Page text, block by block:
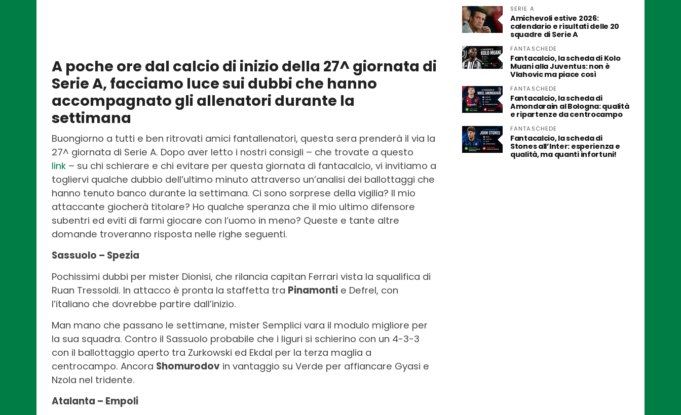
A poche ore dal calcio di inizio della 27^ giornata di
Serie A, facciamo luce sui dubbi che hanno
accompagnato gli allenatori durante la
settimana
Buongiorno a tutti e ben ritrovati amici fantallenatori, questa sera prenderà il via la
27^ giornata di Serie A. Dopo aver letto i nostri consigli – che trovate a questo
link – su chi schierare e chi evitare per questa giornata di fantacalcio, vi invitiamo a
togliervi qualche dubbio dell’ultimo minuto attraverso un’analisi dei ballottaggi che
hanno tenuto banco durante la settimana. Ci sono sorprese della vigilia? Il mio
attaccante giocherà titolare? Ho qualche speranza che il mio ultimo difensore
subentri ed eviti di farmi giocare con l’uomo in meno? Queste e tante altre
domande troveranno risposta nelle righe seguenti.
Sassuolo – Spezia
Pochissimi dubbi per mister Dionisi, che rilancia capitan Ferrari vista la squalifica di
Ruan Tressoldi. In attacco è pronta la staffetta tra Pinamonti e Defrel, con
l’italiano che dovrebbe partire dall’inizio.
Man mano che passano le settimane, mister Semplici vara il modulo migliore per
la sua squadra. Contro il Sassuolo probabile che i liguri si schierino con un 4-3-3
con il ballottaggio aperto tra Zurkowski ed Ekdal per la terza maglia a
centrocampo. Ancora Shomurodov in vantaggio su Verde per affiancare Gyasi e
Nzola nel tridente.
Atalanta – Empoli
SERIE A
Amichevoli estive 2026:
calendario e risultati delle 20
squadre di Serie A
FANTASCHEDE
Fantacalcio, la scheda di Kolo
Muani alla Juventus: non è
Vlahovic ma piace così
FANTASCHEDE
Fantacalcio, la scheda di
Amondarain al Bologna: qualità
e ripartenze da centrocampo
FANTASCHEDE
Fantacalcio, la scheda di
Stones all’Inter: esperienza e
qualità, ma quanti infortuni!